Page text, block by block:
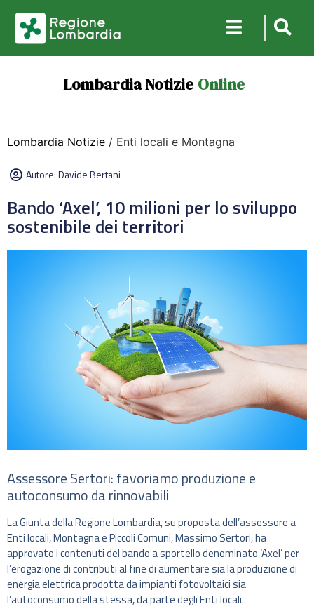
Lombardia Notizie Online
Lombardia Notizie / Enti locali e Montagna
Autore:Davide Bertani
Bando ‘Axel’, 10 milioni per lo sviluppo
sostenibile dei territori
Assessore Sertori: favoriamo produzione e
autoconsumo da rinnovabili
La Giunta della Regione Lombardia, su proposta dell’assessore a
Enti locali, Montagna e Piccoli Comuni, Massimo Sertori, ha
approvato i contenuti del bando a sportello denominato ‘Axel’ per
l’erogazione di contributi al fine di aumentare sia la produzione di
energia elettrica prodotta da impianti fotovoltaici sia
l’autoconsumo della stessa, da parte degli Enti locali.